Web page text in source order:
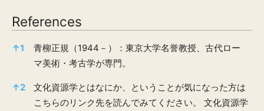
References
References
↑1
青柳正規（1944－）：東京大学名誉教授、古代ロー
マ美術・考古学が専門。
↑2
文化資源学とはなにか、ということが気になった方は
こちらのリンク先を読んでみてください。 文化資源学